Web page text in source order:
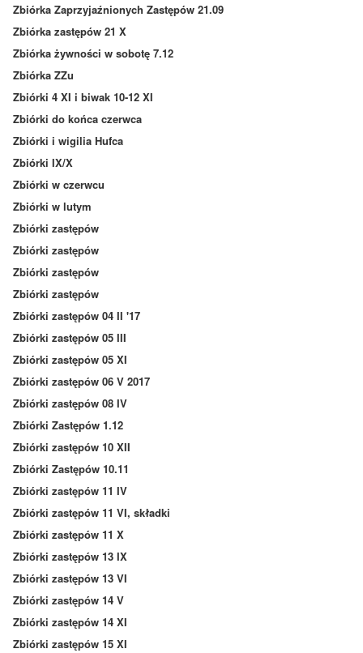
Zbiórka Zaprzyjaźnionych Zastępów 21.09
Zbiórka zastępów 21 X
Zbiórka żywności w sobotę 7.12
Zbiórka ZZu
Zbiórki 4 XI i biwak 10-12 XI
Zbiórki do końca czerwca
Zbiórki i wigilia Hufca
Zbiórki IX/X
Zbiórki w czerwcu
Zbiórki w lutym
Zbiórki zastępów
Zbiórki zastępów
Zbiórki zastępów
Zbiórki zastępów
Zbiórki zastępów 04 II '17
Zbiórki zastępów 05 III
Zbiórki zastępów 05 XI
Zbiórki zastępów 06 V 2017
Zbiórki zastępów 08 IV
Zbiórki Zastępów 1.12
Zbiórki zastępów 10 XII
Zbiórki Zastępów 10.11
Zbiórki zastępów 11 IV
Zbiórki zastępów 11 VI, składki
Zbiórki zastępów 11 X
Zbiórki zastępów 13 IX
Zbiórki zastępów 13 VI
Zbiórki zastępów 14 V
Zbiórki zastępów 14 XI
Zbiórki zastępów 15 XI